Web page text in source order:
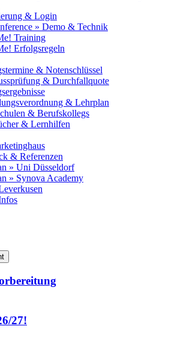
& Login
» Demo & Technik
Training
Erfolgsregeln
& Notenschlüssel
& Durchfallquote
& Lehrplan
& Berufskollegs
& Lernhilfen
& Referenzen
» Uni Düsseldorf
» Synova Academy
27!